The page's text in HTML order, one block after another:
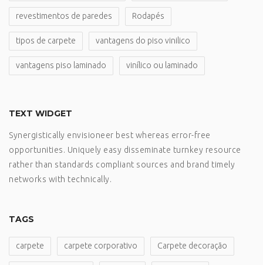
revestimentos de paredes Rodapés
tipos de carpete vantagens do piso vinilico
vantagens piso laminado vinílico ou laminado
TEXT WIDGET
Synergistically envisioneer best whereas error-free
opportunities. Uniquely easy disseminate turnkey resource
rather than standards compliant sources and brand timely
networks with technically.
TAGS
carpete carpete corporativo Carpete decoração